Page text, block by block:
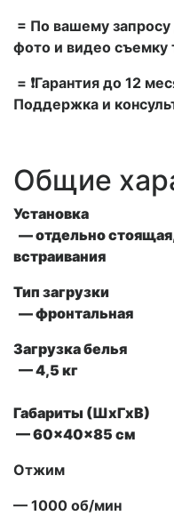
= По вашему
фото и видео съемку
= ❗Гарантия до 12
Поддержка и
Общие
Установка
— отдельно
встраивания
Тип загрузки
— фронтальная
Загрузка белья
— 4,5 кг
Габариты (ШxГxВ)
— 60x40x85 см
Отжим
— 1000 об/мин